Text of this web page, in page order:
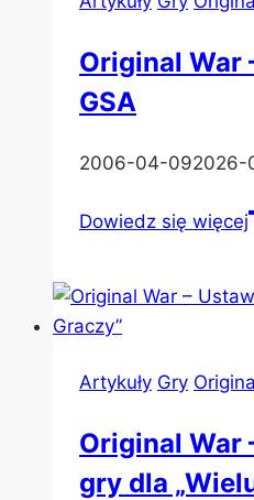
Original War
GSA
2006-04-092026-
Dowiedz się więcej
Artykuły Gry
Original War
gry dla